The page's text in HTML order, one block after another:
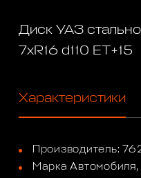
Диск УАЗ
7xR16 d110 ET+15
Характеристики
Производитель:
Марка Автомобиля,